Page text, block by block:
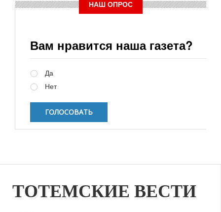
НАШ ОПРОС
Вам нравится наша газета?
Да
Нет
ТОТЕМСКИЕ ВЕСТИ